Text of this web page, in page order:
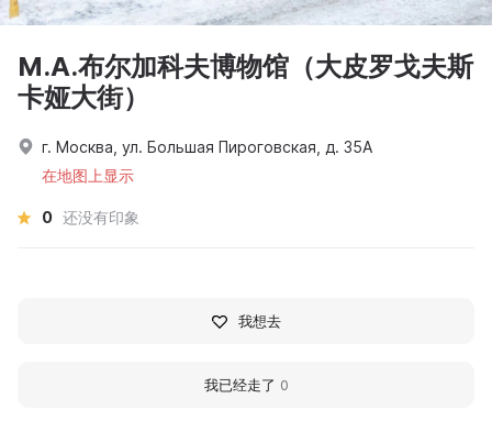
M.A.布尔加科夫博物馆（大皮罗戈夫斯
卡娅大街）
г. Москва, ул. Большая Пироговская, д. 35А
在地图上显示
0 还没有印象
我想去
我已经走了 0